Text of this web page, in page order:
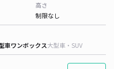
高さ
制限なし
車ワンボックス大型車・SUV